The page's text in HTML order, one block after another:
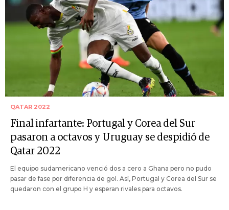
QATAR 2022
Final infartante: Portugal y Corea del Sur
pasaron a octavos y Uruguay se despidió de
Qatar 2022
El equipo sudamericano venció dos a cero a Ghana pero no pudo
pasar de fase por diferencia de gol. Así, Portugal y Corea del Sur se
quedaron con el grupo H y esperan rivales para octavos.